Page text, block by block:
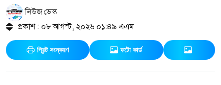
নিউজ ডেস্ক
প্রকাশ : ০৮ আগস্ট, ২০২৬ ০১:৪৯ এএম
প্রিন্ট সংস্করণ ফটো কার্ড